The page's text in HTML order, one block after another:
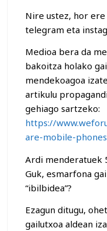
Nire ustez, hor ere
telegram eta
Medioa bera da
bakoitza holako
mendekoagoa
artikulu
gehiago sartzeko:
https://
are-mobile-
Ardi menderatuek
Guk, esmarfona
“ibilbidea”?
Ezagun ditugu,
gailutxoa aldean